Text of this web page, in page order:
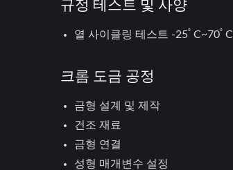
규정 테스트 및 사양
열 사이클링 테스트 -25ﾟC~70ﾟC
크롬 도금 공정
금형 설계 및 제작
건조 재료
금형 연결
성형 매개변수 설정